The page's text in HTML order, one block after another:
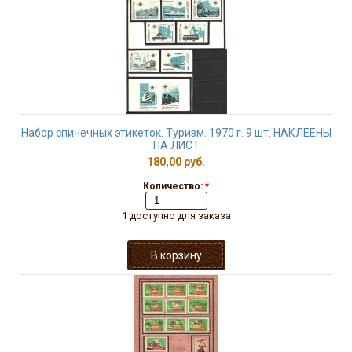
Набор спичечных этикеток. Туризм. 1970 г. 9 шт. НАКЛЕЕНЫ
НА ЛИСТ
180,00 руб.
Количество: *
1 доступно для заказа